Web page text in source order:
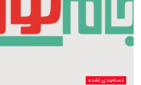
دسته‌بندی نشده